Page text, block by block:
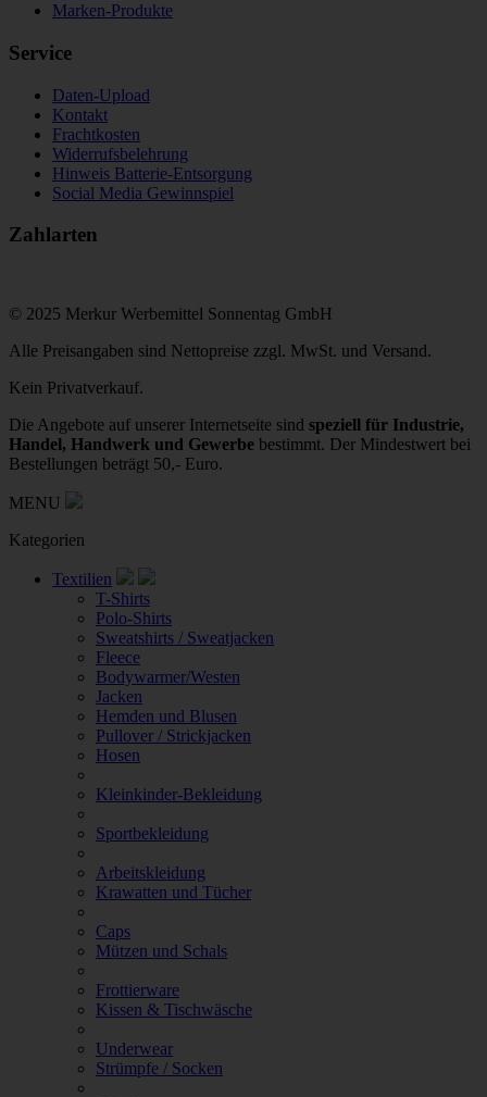
Marken-Produkte
Service
Daten-Upload
Kontakt
Frachtkosten
Widerrufsbelehrung
Hinweis Batterie-Entsorgung
Social Media Gewinnspiel
Zahlarten
© 2025 Merkur Werbemittel Sonnentag GmbH
Alle Preisangaben sind Nettopreise zzgl. MwSt. und Versand.
Kein Privatverkauf.
Die Angebote auf unserer Internetseite sind speziell für Industrie,
Handel, Handwerk und Gewerbe bestimmt. Der Mindestwert bei
Bestellungen beträgt 50,- Euro.
MENU
Kategorien
Textilien
T-Shirts
Polo-Shirts
Sweatshirts / Sweatjacken
Fleece
Bodywarmer/Westen
Jacken
Hemden und Blusen
Pullover / Strickjacken
Hosen
Kleinkinder-Bekleidung
Sportbekleidung
Arbeitskleidung
Krawatten und Tücher
Caps
Mützen und Schals
Frottierware
Kissen & Tischwäsche
Underwear
Strümpfe / Socken